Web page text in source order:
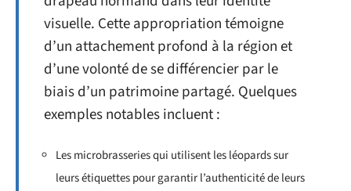
visuelle. Cette appropriation témoigne
d’un attachement profond à la région et
d’une volonté de se différencier par le
biais d’un patrimoine partagé. Quelques
exemples notables incluent :
Les microbrasseries qui utilisent les léopards sur
leurs étiquettes pour garantir l’authenticité de leurs